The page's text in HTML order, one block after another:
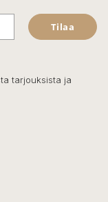
Tilaa
tarjouksista ja